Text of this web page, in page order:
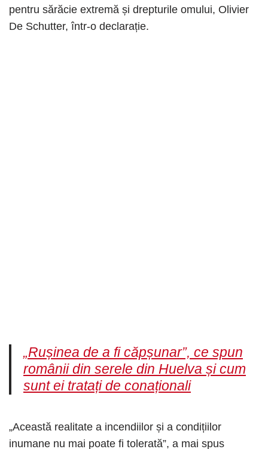
pentru sărăcie extremă și drepturile omului, Olivier
De Schutter, într-o declarație.
„Rușinea de a fi căpșunar”, ce spun
românii din serele din Huelva și cum
sunt ei tratați de conaționali
„Această realitate a incendiilor și a condițiilor
inumane nu mai poate fi tolerată”, a mai spus